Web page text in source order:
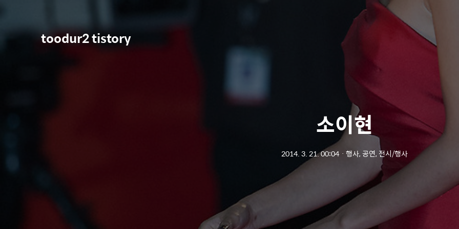
toodur2 tistory
소이현
2014. 3. 21. 00:04ㆍ 행사, 공연, 전시/행사